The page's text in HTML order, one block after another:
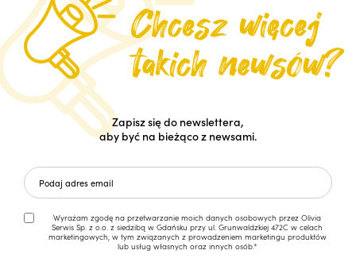
Zapisz się do newslettera,
aby być na bieżąco z newsami.
Wyrażam zgodę na przetwarzanie moich danych osobowych przez Olivia
Serwis Sp. z o.o. z siedzibą w Gdańsku przy ul. Grunwaldzkiej 472C w celach
marketingowych, w tym związanych z prowadzeniem marketingu produktów
lub usług własnych oraz innych osób.*